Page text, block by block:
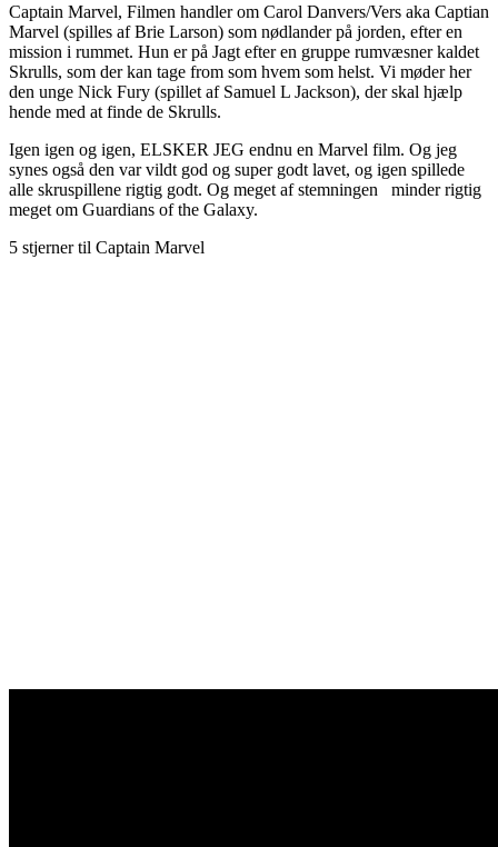
Captain Marvel, Filmen handler om Carol Danvers/Vers aka Captian
Marvel (spilles af Brie Larson) som nødlander på jorden, efter en
mission i rummet. Hun er på Jagt efter en gruppe rumvæsner kaldet
Skrulls, som der kan tage from som hvem som helst. Vi møder her
den unge Nick Fury (spillet af Samuel L Jackson), der skal hjælp
hende med at finde de Skrulls.
Igen igen og igen, ELSKER JEG endnu en Marvel film. Og jeg
synes også den var vildt god og super godt lavet, og igen spillede
alle skruspillene rigtig godt. Og meget af stemningen minder rigtig
meget om Guardians of the Galaxy.
5 stjerner til Captain Marvel